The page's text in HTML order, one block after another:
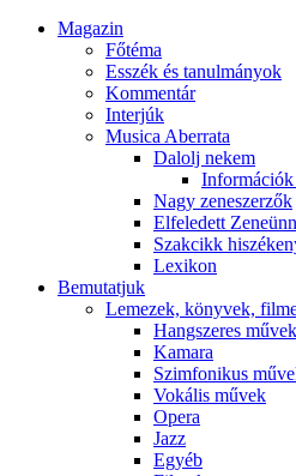
Magazin
Főtéma
Esszék és tanulmányok
Kommentár
Interjúk
Musica Aberrata
Dalolj nekem
Információk
Nagy zeneszerzők
Elfeledett
Szakcikk
Lexikon
Bemutatjuk
Lemezek, könyvek,
Hangszeres művek
Kamara
Szimfonikus
Vokális művek
Opera
Jazz
Egyéb